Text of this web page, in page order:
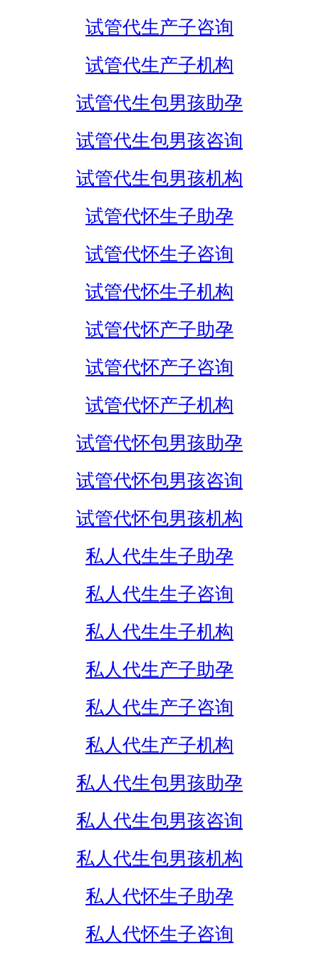
试管代生产子咨询
试管代生产子机构
试管代生包男孩助孕
试管代生包男孩咨询
试管代生包男孩机构
试管代怀生子助孕
试管代怀生子咨询
试管代怀生子机构
试管代怀产子助孕
试管代怀产子咨询
试管代怀产子机构
试管代怀包男孩助孕
试管代怀包男孩咨询
试管代怀包男孩机构
私人代生生子助孕
私人代生生子咨询
私人代生生子机构
私人代生产子助孕
私人代生产子咨询
私人代生产子机构
私人代生包男孩助孕
私人代生包男孩咨询
私人代生包男孩机构
私人代怀生子助孕
私人代怀生子咨询